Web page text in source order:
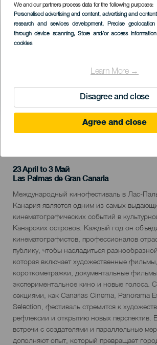
We and our partners process data for the following purposes:
Personalised advertising and content, advertising and
research and services development, Precise
through device scanning, Store and/or access
cookies
Learn More →
Disagree and close
Agree and close
Imagen
Listado
23 April to 3 Май
Localidad
Las Palmas de Gran Canaria
Descripción
del
evento
Международный кинофестиваль в Лас-
Канария является одним из самых
кинематографических событий в
Канарских островов. Каждый год он
кинематографистов, профессионалов
публику, чтобы насладиться
которая включает художественные фильмы,
короткометражки, документальные
экспериментальное кино и новые голоса.
секциями, как Canarias Cinema, Panorama
Selection, фестиваль стремится к
рефлексии и открытию новых перспектив.
встречи с создателями и параллельные
дополняют опыт, который превращает